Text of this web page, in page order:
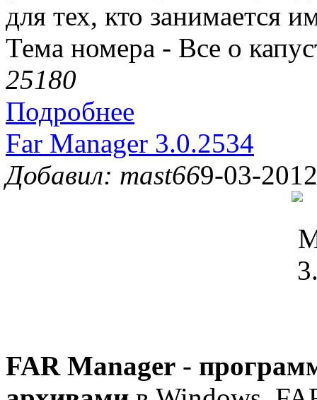
для тех, кто занимается
Тема номера - Все о
25180
Подробнее
Far Manager 3.0.2534
Добавил: mast669-03-
FAR Manager -